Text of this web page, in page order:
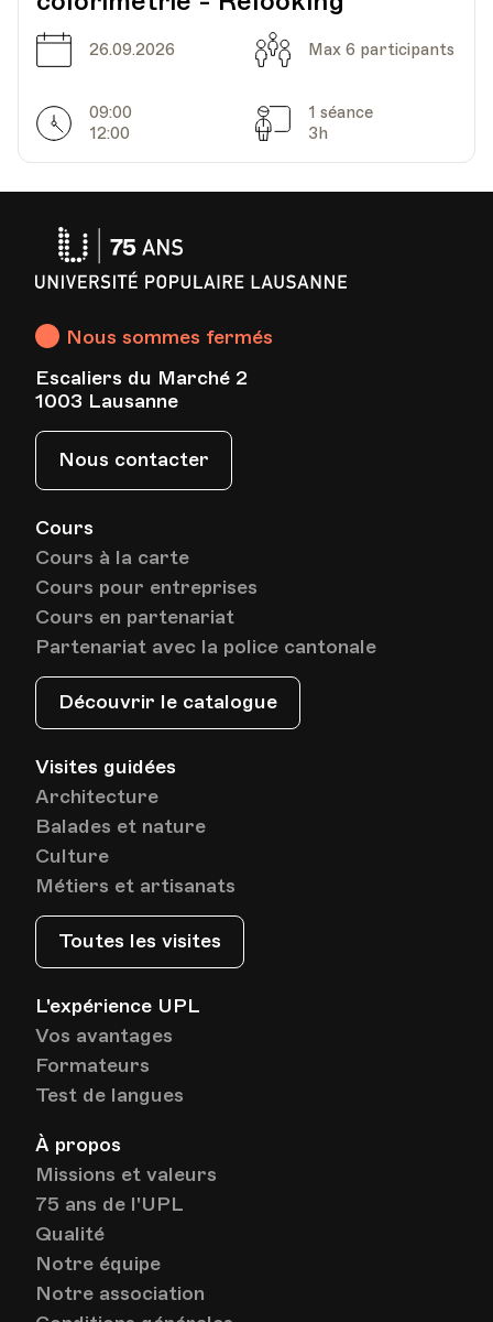
Date
26.09.2026 Capacité
Max 6 participants
Horarires
09:00
12:00
Séances
1 séance
3h
Cours
Cours à la carte
Cours pour entreprises
Cours en partenariat
Partenariat avec la police cantonale
Découvrir le catalogue
Visites guidées
Architecture
Balades et nature
Culture
Métiers et artisanats
Toutes les visites
L'expérience UPL
Vos avantages
Formateurs
Test de langues
À propos
Missions et valeurs
75 ans de l'UPL
Qualité
Notre équipe
Notre association
Nous sommes fermés
Escaliers du Marché 2
1003 Lausanne
Nous contacter